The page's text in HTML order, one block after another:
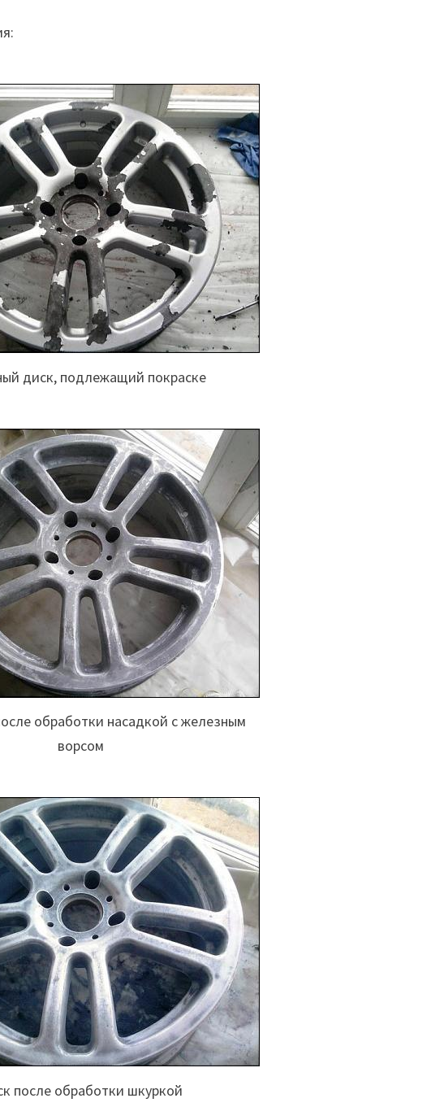
диск, подлежащий покраске
обработки насадкой с железным
ворсом
после обработки шкуркой